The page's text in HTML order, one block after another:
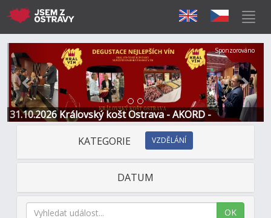
31.10.2026 Královský košt Ostrava - AKORD -
Restaurace a Hotel
Předchozí Další
Sponzorováno
KATEGORIE VZDĚLÁNÍ
DATUM
OK